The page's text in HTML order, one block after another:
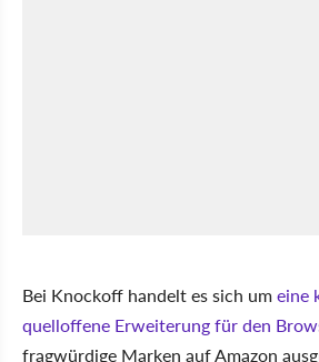
Bei Knockoff handelt es sich umeine
quelloffene Erweiterung für den
fragwürdige Marken auf Amazon